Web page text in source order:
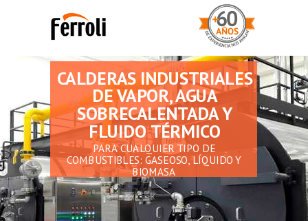
PARA CUALQUIER TIPO DE
COMBUSTIBLES: GASEOSO, LÍQUIDO Y
BIOMASA
CALDERAS INDUSTRIALES
DE VAPOR,AGUA
SOBRECALENTADA Y
FLUIDO TÉRMICO